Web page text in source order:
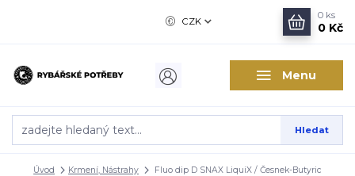
Menu
CZK
Hledat
0 ks
0 Kč
Úvod Krmení, Nástrahy Fluo dip D SNAX LiquiX / Česnek-Butyric